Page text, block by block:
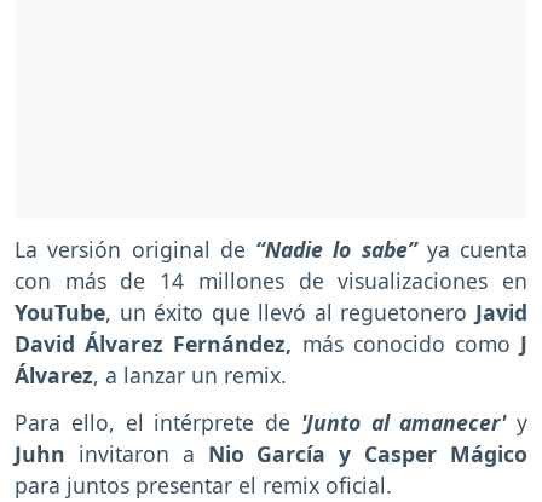
La versión original de “Nadie lo sabe”ya cuenta
con más de 14 millones de visualizaciones en
YouTube, un éxito que llevó al reguetonero Javid
David Álvarez Fernández, más conocido como J
Álvarez, a lanzar un remix.
Para ello, el intérprete de 'Junto al amanecer'y
Juhn invitaron a Nio García y Casper Mágico
para juntos presentar el remix oficial.